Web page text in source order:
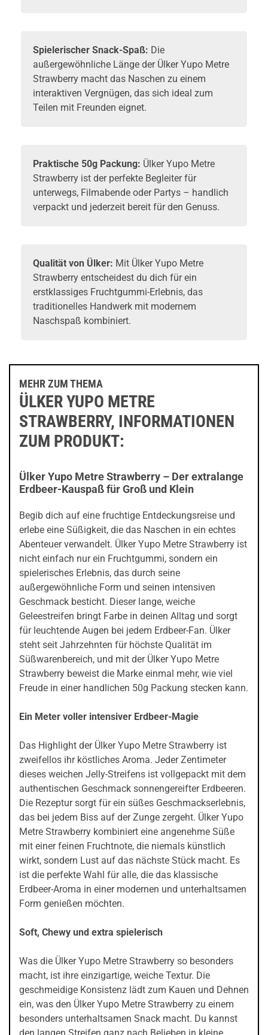
Spielerischer Snack-Spaß: Die
außergewöhnliche Länge der Ülker Yupo Metre
Strawberry macht das Naschen zu einem
interaktiven Vergnügen, das sich ideal zum
Teilen mit Freunden eignet.
Praktische 50g Packung: Ülker Yupo Metre
Strawberry ist der perfekte Begleiter für
unterwegs, Filmabende oder Partys – handlich
verpackt und jederzeit bereit für den Genuss.
Qualität von Ülker: Mit Ülker Yupo Metre
Strawberry entscheidest du dich für ein
erstklassiges Fruchtgummi-Erlebnis, das
traditionelles Handwerk mit modernem
Naschspaß kombiniert.
MEHR ZUM THEMA
ÜLKER YUPO METRE
STRAWBERRY, INFORMATIONEN
ZUM PRODUKT:
Ülker Yupo Metre Strawberry – Der extralange
Erdbeer-Kauspaß für Groß und Klein
Begib dich auf eine fruchtige Entdeckungsreise und
erlebe eine Süßigkeit, die das Naschen in ein echtes
Abenteuer verwandelt. Ülker Yupo Metre Strawberry ist
nicht einfach nur ein Fruchtgummi, sondern ein
spielerisches Erlebnis, das durch seine
außergewöhnliche Form und seinen intensiven
Geschmack besticht. Dieser lange, weiche
Geleestreifen bringt Farbe in deinen Alltag und sorgt
für leuchtende Augen bei jedem Erdbeer-Fan. Ülker
steht seit Jahrzehnten für höchste Qualität im
Süßwarenbereich, und mit der Ülker Yupo Metre
Strawberry beweist die Marke einmal mehr, wie viel
Freude in einer handlichen 50g Packung stecken kann.
Ein Meter voller intensiver Erdbeer-Magie
Das Highlight der Ülker Yupo Metre Strawberry ist
zweifellos ihr köstliches Aroma. Jeder Zentimeter
dieses weichen Jelly-Streifens ist vollgepackt mit dem
authentischen Geschmack sonnengereifter Erdbeeren.
Die Rezeptur sorgt für ein süßes Geschmackserlebnis,
das bei jedem Biss auf der Zunge zergeht. Ülker Yupo
Metre Strawberry kombiniert eine angenehme Süße
mit einer feinen Fruchtnote, die niemals künstlich
wirkt, sondern Lust auf das nächste Stück macht. Es
ist die perfekte Wahl für alle, die das klassische
Erdbeer-Aroma in einer modernen und unterhaltsamen
Form genießen möchten.
Soft, Chewy und extra spielerisch
Was die Ülker Yupo Metre Strawberry so besonders
macht, ist ihre einzigartige, weiche Textur. Die
geschmeidige Konsistenz lädt zum Kauen und Dehnen
ein, was den Ülker Yupo Metre Strawberry zu einem
besonders unterhaltsamen Snack macht. Du kannst